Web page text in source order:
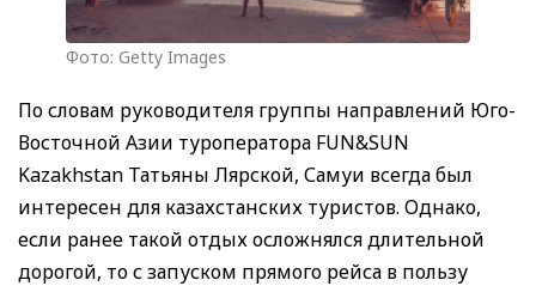
Фото: Getty Images
По словам руководителя группы направлений Юго-
Восточной Азии туроператора FUN&SUN
Kazakhstan Татьяны Лярской, Самуи всегда был
интересен для казахстанских туристов. Однако,
если ранее такой отдых осложнялся длительной
дорогой, то с запуском прямого рейса в пользу